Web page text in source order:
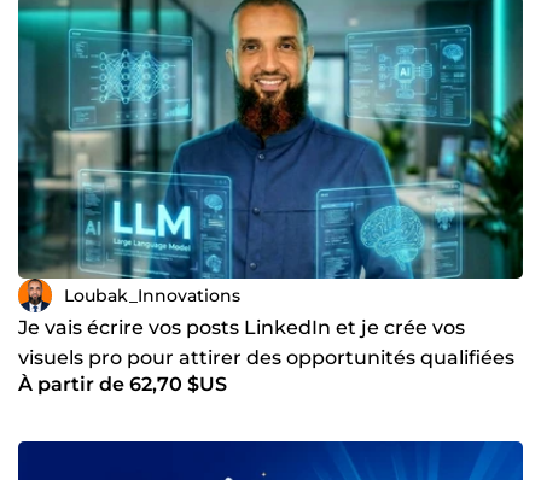
Loubak_Innovations
Je vais écrire vos posts LinkedIn et je crée vos
visuels pro pour attirer des opportunités qualifiées
À partir de 62,70 $US